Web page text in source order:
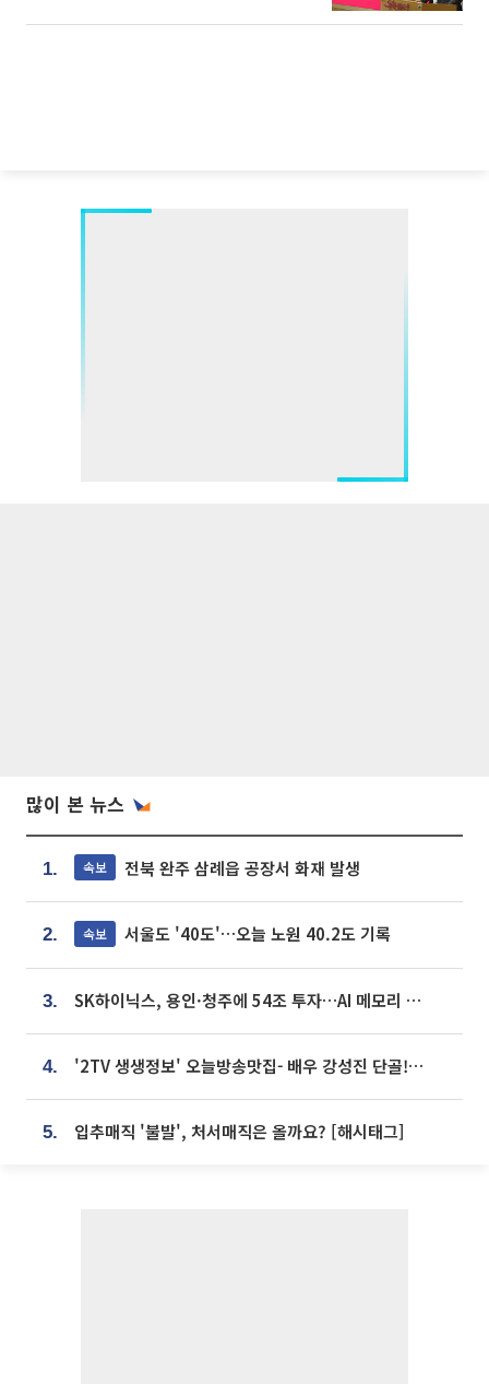
많이 본 뉴스
1. 속보 전북 완주 삼례읍 공장서 화재 발생
2. 속보 서울도 '40도'…오늘 노원 40.2도 기록
3. SK하이닉스, 용인·청주에 54조 투자…AI 메모리 생산기지 키운다
4. '2TV 생생정보' 오늘방송맛집- 배우 강성진 단골! 쌀국수ㆍ푸팟퐁 커리 맛집 '블○○○'
5. 입추매직 '불발', 처서매직은 올까요? [해시태그]